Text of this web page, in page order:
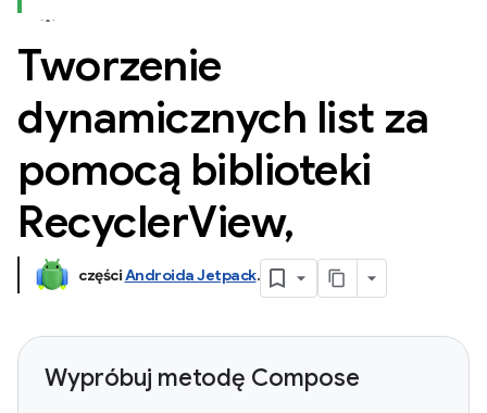
Tworzenie
dynamicznych list za
pomocą biblioteki
RecyclerView,
częściAndroida Jetpack.
Wypróbuj metodę Compose